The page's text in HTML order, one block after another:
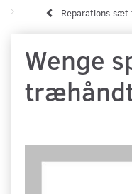
Reparations
Wenge